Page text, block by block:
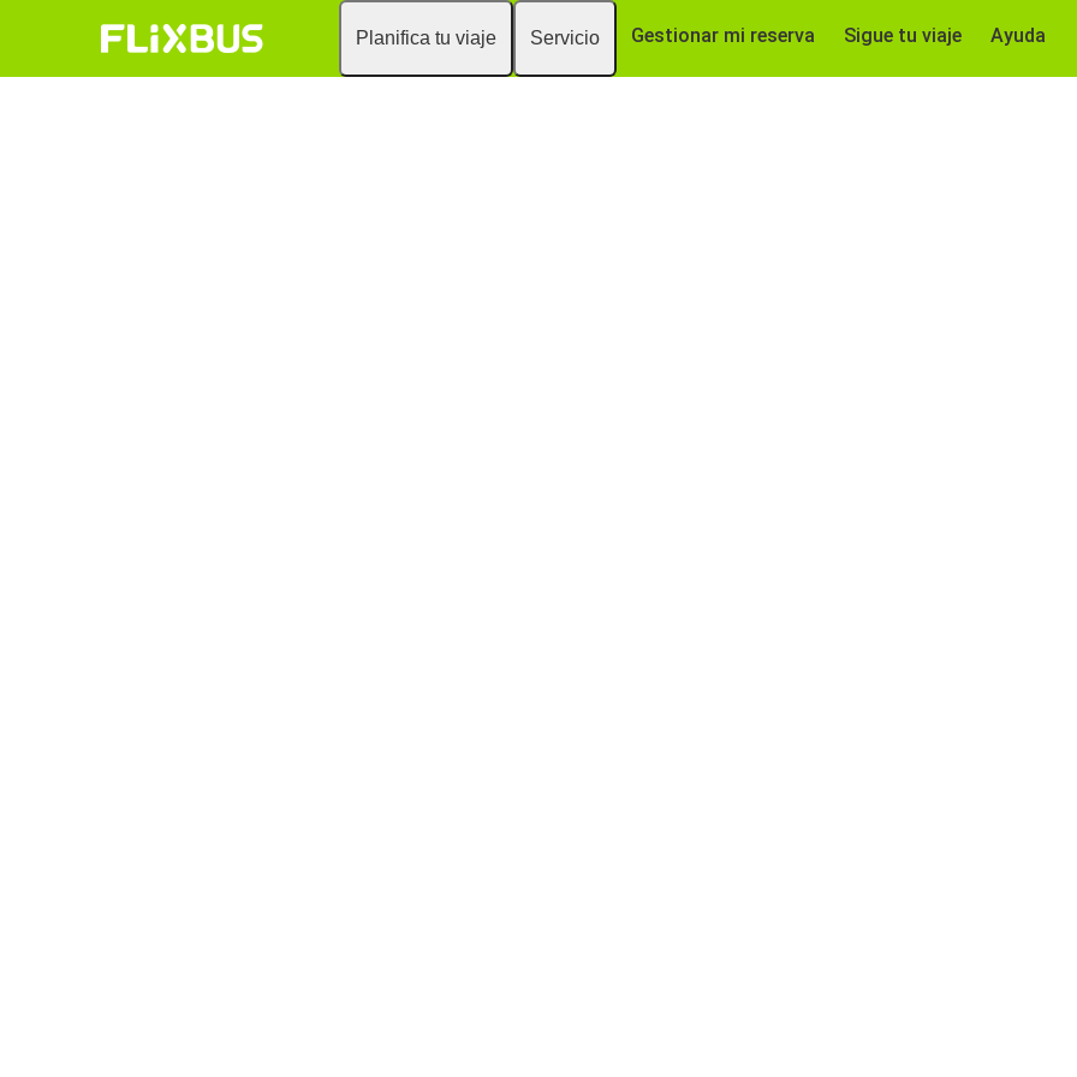
Planifica tu viaje Servicio Gestionar mi reserva Sigue tu viaje Ayuda